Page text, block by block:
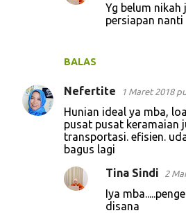
BALAS
Yg belum nikah
persiapan nanti
Nefertite 1 Maret 2018
Hunian ideal ya mba,
pusat pusat keramaian
transportasi. efisien.
bagus lagi
Tina Sindi 2
Iya
disana